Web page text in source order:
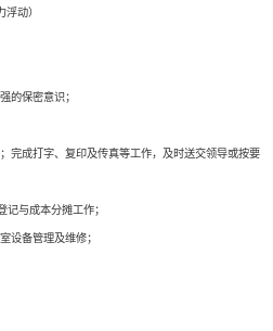
动）
的保密意识；
完成打字、复印及传真等工作，及时送交领导或按要
与成本分摊工作；
设备管理及维修；